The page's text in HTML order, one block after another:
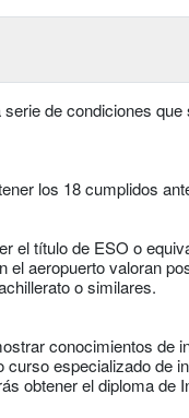
de condiciones
los 18 cumplidos
el título de ESO o
el aeropuerto valoran
o similares.
conocimientos de
especializado de
obtener el diploma de